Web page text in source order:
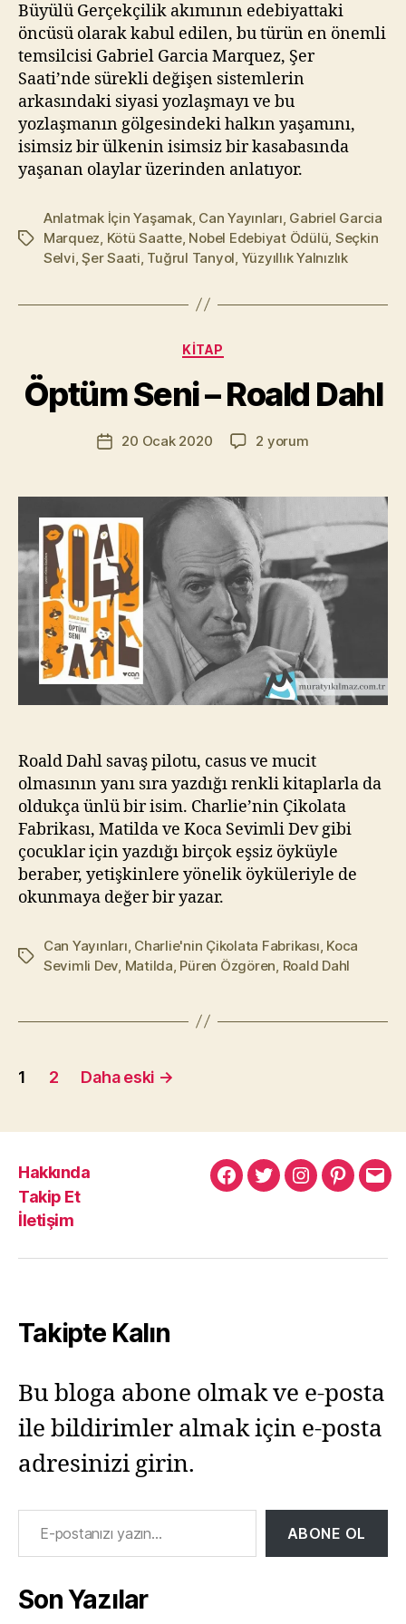
Büyülü Gerçekçilik akımının edebiyattaki
öncüsü olarak kabul edilen, bu türün en önemli
temsilcisi Gabriel Garcia Marquez, Şer
Saati’nde sürekli değişen sistemlerin
arkasındaki siyasi yozlaşmayı ve bu
yozlaşmanın gölgesindeki halkın yaşamını,
isimsiz bir ülkenin isimsiz bir kasabasında
yaşanan olaylar üzerinden anlatıyor.
Etiketler
Anlatmak İçin Yaşamak, Can Yayınları, Gabriel Garcia
Marquez, Kötü Saatte, Nobel Edebiyat Ödülü, Seçkin
Selvi,Şer Saati, Tuğrul Tanyol, Yüzyıllık Yalnızlık
Kategoriler
KITAP
Öptüm Seni – Roald Dahl
Yazının
yazarı
a
M
u
a
kı
l
m
a
z
Yazı20 Ocak 2020
Öptüm
Roald
Dahl
için
2 yorum
Roald Dahl savaş pilotu, casus ve mucit
olmasının yanı sıra yazdığı renkli kitaplarla da
oldukça ünlü bir isim. Charlie’nin Çikolata
Fabrikası, Matilda ve Koca Sevimli Dev gibi
çocuklar için yazdığı birçok eşsiz öyküyle
beraber, yetişkinlere yönelik öyküleriyle de
okunmaya değer bir yazar.
Etiketler
Can Yayınları, Charlie'nin Çikolata Fabrikası, Koca
Sevimli Dev, Matilda, Püren Özgören, Roald Dahl
Yazı
1 2 Daha eski →
Hakkında
Takip Et
İletişim
MuratMuratMuratPinterest
Takipte Kalın
Bu bloga abone olmak ve e-posta
ile bildirimler almak için e-posta
adresinizi girin.
E-postanızı yazın…
ABONE OL
Son Yazılar